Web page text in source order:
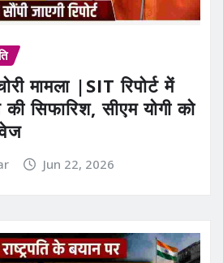
मामला |SIT रिपोर्ट में
सिफारिश, सीएम योगी को
Jun 22, 2026